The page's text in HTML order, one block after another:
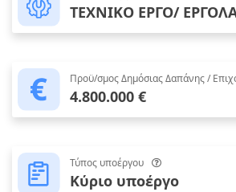
ΤΕΧΝΙΚΟ ΕΡΓΟ/
Προϋ/σμος Δημόσιας Δαπάνης /
4.800.000 €
Τύπος υποέργου
Κύριο υποέργο